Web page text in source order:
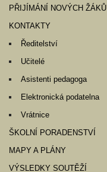
PŘIJÍMÁNÍ NOVÝCH ŽÁKŮ
KONTAKTY
Ředitelství
Učitelé
Asistenti pedagoga
Elektronická podatelna
Vrátnice
ŠKOLNÍ PORADENSTVÍ
MAPY A PLÁNY
VÝSLEDKY SOUTĚŽÍ